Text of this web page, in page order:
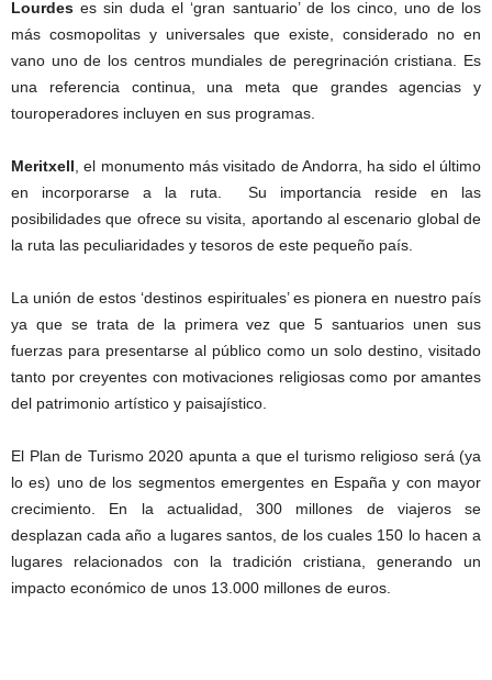
Lourdes es sin duda el ‘gran santuario’ de los cinco, uno de los
más cosmopolitas y universales que existe, considerado no en
vano uno de los centros mundiales de peregrinación cristiana. Es
una referencia continua, una meta que grandes agencias y
touroperadores incluyen en sus programas.
Meritxell , el monumento más visitado de Andorra, ha sido el último
en incorporarse a la ruta. Su importancia reside en las
posibilidades que ofrece su visita, aportando al escenario global de
la ruta las peculiaridades y tesoros de este pequeño país.
La unión de estos ‘destinos espirituales’ es pionera en nuestro país
ya que se trata de la primera vez que 5 santuarios unen sus
fuerzas para presentarse al público como un solo destino, visitado
tanto por creyentes con motivaciones religiosas como por amantes
del patrimonio artístico y paisajístico.
El Plan de Turismo 2020 apunta a que el turismo religioso será (ya
lo es) uno de los segmentos emergentes en España y con mayor
crecimiento. En la actualidad, 300 millones de viajeros se
desplazan cada año a lugares santos, de los cuales 150 lo hacen a
lugares relacionados con la tradición cristiana, generando un
impacto económico de unos 13.000 millones de euros.